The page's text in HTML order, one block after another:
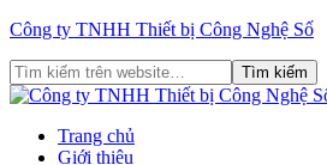
Công ty TNHH Thiết bị Công Nghệ Số
Trang chủ
Giới thiệu